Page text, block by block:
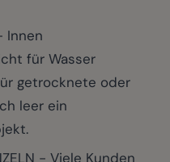
Innen
für Wasser
getrocknete oder
leer ein
- Viele Kunden